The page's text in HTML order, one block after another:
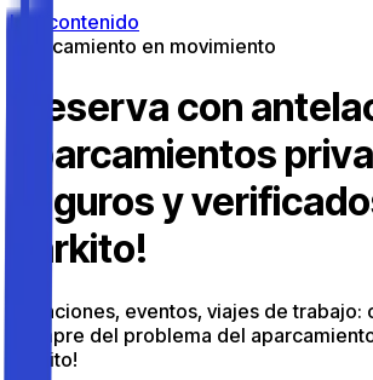
Ir al contenido
Aparcamiento en movimiento
¡Reserva con
aparcamientos
seguros y
Parkito!
Vacaciones, eventos, viajes de trabajo:
siempre del problema del
Parkito!